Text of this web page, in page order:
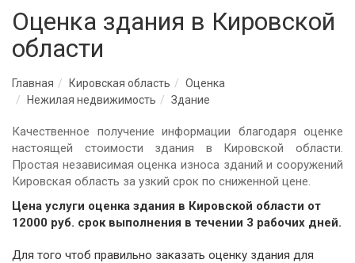
Оценка здания в Кировской
области
Главная Кировская область
Оценка
Нежилая недвижимость
Здание
Качественное получение информации благодаря оценке
настоящей стоимости здания в Кировской области.
Простая независимая оценка износа зданий и сооружений
Кировская область за узкий срок по сниженной цене.
Цена услуги оценка здания в Кировской области от
12000 руб. cрок выполнения в течении 3 рабочих дней.
Для того чтоб правильно заказать оценку здания для